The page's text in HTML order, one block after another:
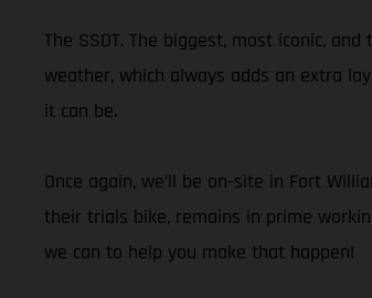
The SSDT. The biggest, most iconic,
weather, which always adds an extra
it can be.
Once again, we’ll be on-site in Fort
their trials bike, remains in prime
we can to help you make that happen!